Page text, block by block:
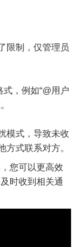
限制，仅管理员
，例如“@用户
模式，导致未收
式联系对方。
您可以更高效
时收到相关通